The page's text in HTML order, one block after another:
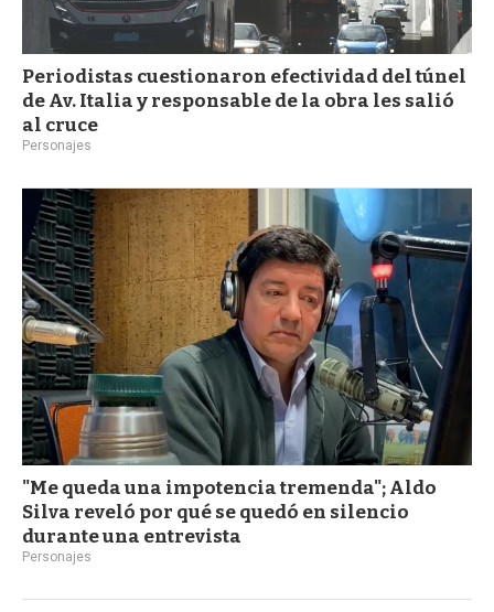
Periodistas cuestionaron efectividad del túnel
de Av. Italia y responsable de la obra les salió
al cruce
Personajes
"Me queda una impotencia tremenda"; Aldo
Silva reveló por qué se quedó en silencio
durante una entrevista
Personajes